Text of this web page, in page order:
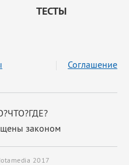
ТЕСТЫ
законом
Соглашение
2017